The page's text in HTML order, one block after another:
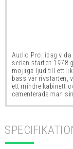
Audio Pro, idag
sedan starten 1978
möjliga ljud till ett
bass var rivstarten,
ett mindre kabinett
cementerade man